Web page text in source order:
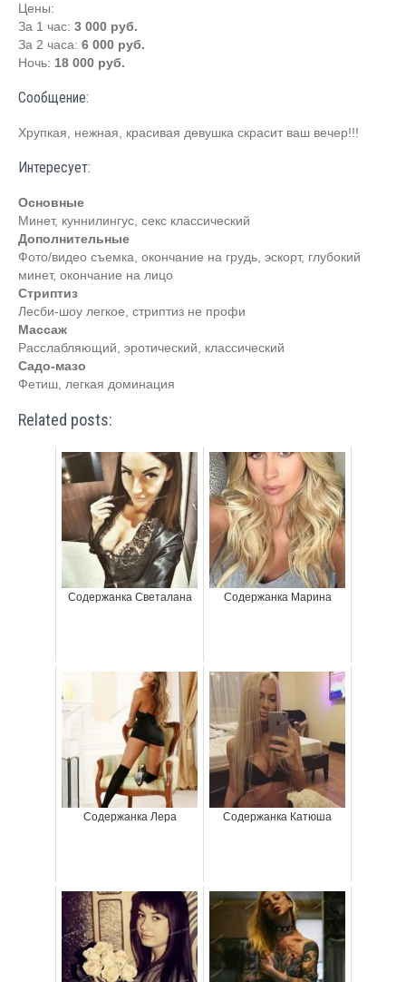
Цены:
За 1 час: 3 000 руб.
За 2 часа: 6 000 руб.
Ночь: 18 000 руб.
Сообщение:
Xpупкая, нежная, красивая девушка скрасит ваш вечер!!!
Интересует:
Основные
Минет, куннилингус, секс классический
Дополнительные
Фото/видео съемка, окончание на грудь, эскорт, глубокий
минет, окончание на лицо
Стриптиз
Лесби-шоу легкое, стриптиз не профи
Массаж
Расслабляющий, эротический, классический
Садо-мазо
Фетиш, легкая доминация
Related posts:
Содержанка Светалана Содержанка Марина
Содержанка Лера Содержанка Катюша